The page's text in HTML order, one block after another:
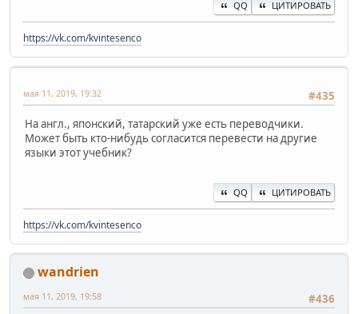
QQ ЦИТИРОВАТЬ
https://vk.com/kvintesenco
#435
мая 11, 2019, 19:32
На англ., японский, татарский уже есть переводчики.
Может быть кто-нибудь согласится перевести на другие
языки этот учебник?
QQ ЦИТИРОВАТЬ
https://vk.com/kvintesenco
wandrien
#436
мая 11, 2019, 19:58